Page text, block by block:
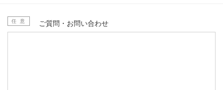
ご質問・お問い合わせ
任 意